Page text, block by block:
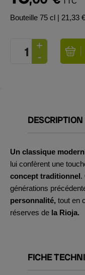
Bouteille 75 cl | 21,33
DESCRIPTION
Un classique
lui confèrent une
concept traditionnel.
générations
personnalité, tout en
réserves de la Rioja.
FICHE